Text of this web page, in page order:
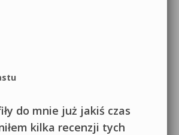
do mnie już jakiś czas
kilka recenzji tych